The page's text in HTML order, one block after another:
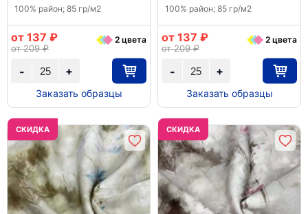
100% район; 85 гр/м2
+
-
от 137 ₽
от 209 ₽
2 цвета
Заказать образцы
100% район; 85 гр/м2
+
-
от 137 ₽
от 209 ₽
2 цвета
Заказать образцы
CКИДКА CКИДКА